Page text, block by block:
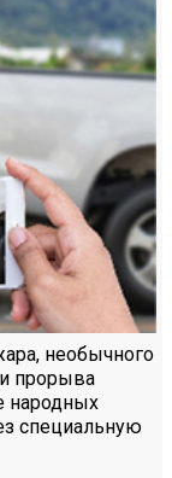
необычного
прорыва
народных
специальную